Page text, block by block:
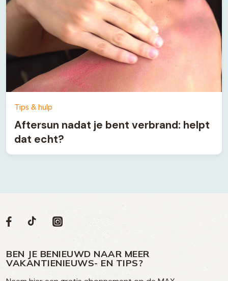
Tips & hulp
Aftersun nadat je bent verbrand: helpt
dat echt?
Volg
op
Social
Volg
op
Facebook
Volg
op
TikTok
Volg
op
Instagram
BEN JE BENIEUWD NAAR MEER
VAKANTIENIEUWS- EN TIPS?